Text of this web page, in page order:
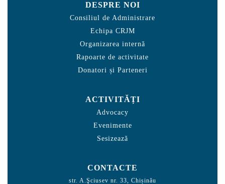
DESPRE NOI
Consiliul de Administrare
Echipa CRJM
Organizarea internă
Rapoarte de activitate
Donatori și Parteneri
ACTIVITĂȚI
Advocacy
Evenimente
Sesizează
CONTACTE
str. A.Şciusev nr. 33, Chișinău